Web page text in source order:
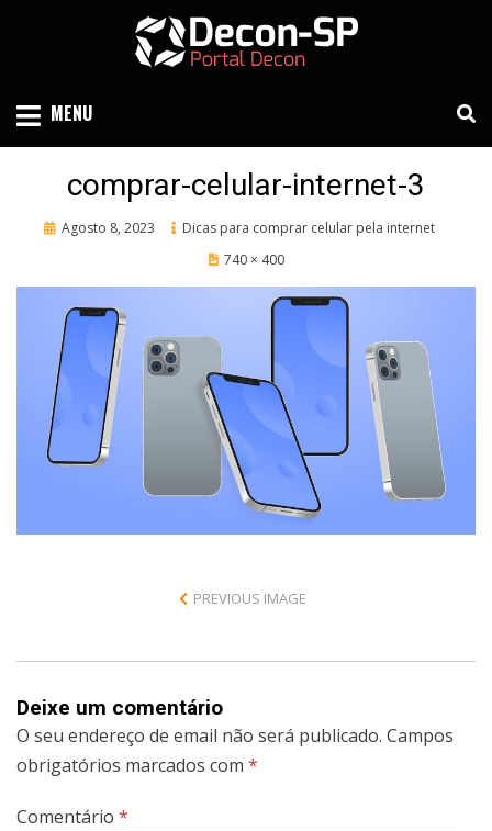
MENU
comprar-celular-internet-3
Posted
Agosto 8, 2023
Dicas para comprar celular pela internet
740 × 400
PREVIOUS IMAGE
Deixe um comentário
O seu endereço de email não será publicado. Campos
obrigatórios marcados com *
Comentário *